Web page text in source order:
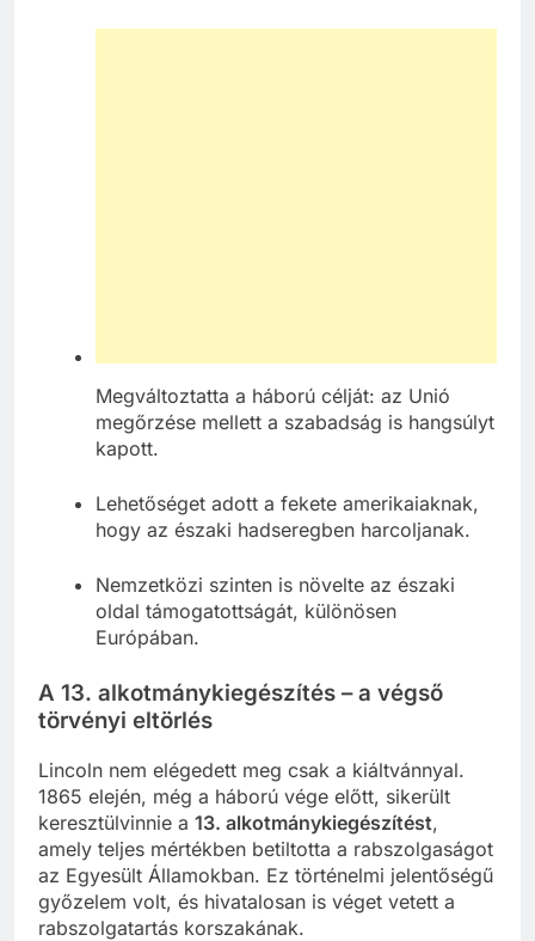
Megváltoztatta a háború célját: az Unió
megőrzése mellett a szabadság is hangsúlyt
kapott.
Lehetőséget adott a fekete amerikaiaknak,
hogy az északi hadseregben harcoljanak.
Nemzetközi szinten is növelte az északi
oldal támogatottságát, különösen
Európában.
A 13. alkotmánykiegészítés – a végső
törvényi eltörlés
Lincoln nem elégedett meg csak a kiáltvánnyal.
1865 elején, még a háború vége előtt, sikerült
keresztülvinnie a 13. alkotmánykiegészítést,
amely teljes mértékben betiltotta a rabszolgaságot
az Egyesült Államokban. Ez történelmi jelentőségű
győzelem volt, és hivatalosan is véget vetett a
rabszolgatartás korszakának.